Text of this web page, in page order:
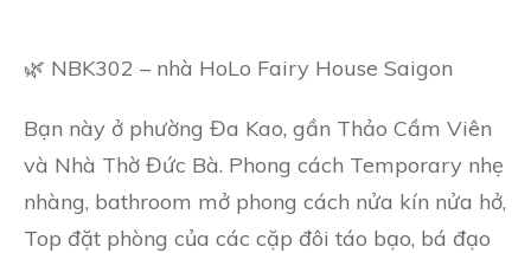
🌿 NBK302 – nhà HoLo Fairy House Saigon
Bạn này ở phường Đa Kao, gần Thảo Cầm Viên
và Nhà Thờ Đức Bà. Phong cách Temporary nhẹ
nhàng, bathroom mở phong cách nửa kín nửa hở,
Top đặt phòng của các cặp đôi táo bạo, bá đạo